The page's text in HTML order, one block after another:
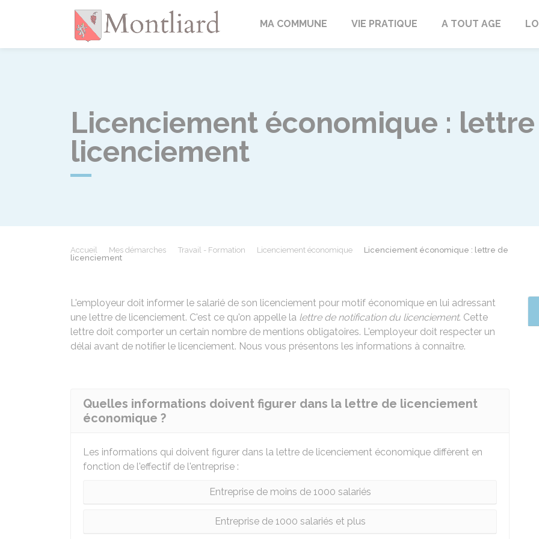
MontliardMA COMMUNE VIE PRATIQUE A TOUT AGE
Licenciement économique :
licenciement
Accueil Mes démarches Travail - Formation Licenciement économique
Licenciement économique : lettre de
licenciement
L'employeur doit informer le salarié de son licenciement pour motif économique en lui adressant
une lettre de licenciement. C'est ce qu'on appelle la lettre de notification du licenciement. Cette
lettre doit comporter un certain nombre de mentions obligatoires. L'employeur doit respecter un
délai avant de notifier le licenciement. Nous vous présentons les informations à connaître.
Quelles informations doivent figurer dans la lettre de licenciement
économique ?
Les informations qui doivent figurer dans la lettre de licenciement économique diffèrent en
fonction de l'effectif de l'entreprise :
Entreprise de moins de 1000 salariés
Entreprise de 1000 salariés et plus